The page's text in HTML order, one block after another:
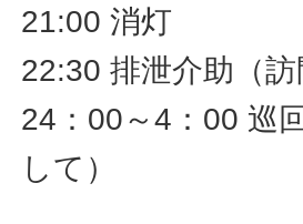
21:00 消灯
22:30 排泄介助（訪
24：00～4：00 巡
して）